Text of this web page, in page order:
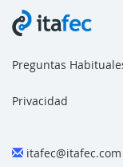
Preguntas
Privacidad
itafec@itafec.com